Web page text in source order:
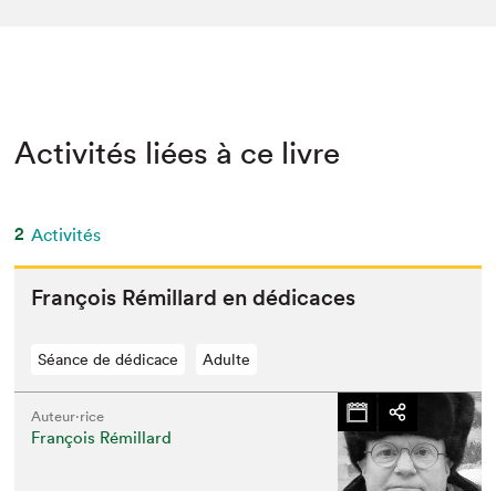
Activités liées à ce livre
2 Activités
François Rémil­lard en dédicaces
Séance de dédicace Adulte
Auteur·rice
François Rémillard